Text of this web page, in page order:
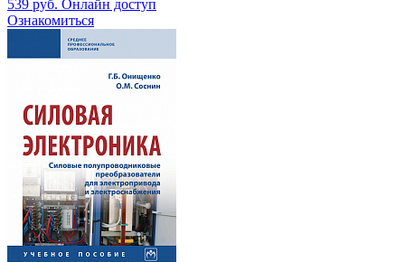
539 руб. Онлайн доступ
Ознакомиться